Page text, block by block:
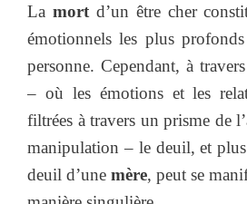
La mortd’un être cher
émotionnels les plus
personne. Cependant, à
– où les émotions et les
filtrées à travers un prisme de
manipulation – le deuil, et
deuil d’une mère, peut se